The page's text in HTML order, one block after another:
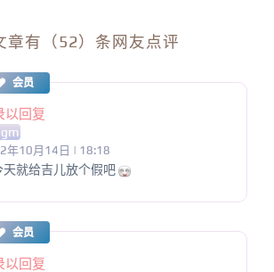
章有（52）条网友点评
会员
以回复
年10月14日 | 18:18
天就给吉儿放个假吧
会员
以回复